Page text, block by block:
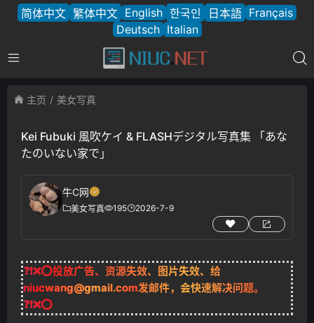
简体中文 繁体中文 English 한국인 日本語 Français
Deutsch Italian
主页 美女写真
Kei Fubuki 風吹ケイ & FLASHデジタル写真集 「あな
たのいない家で」
牛C网
美女写真 195 2026-7-9
❓❗❌⭕投放广告、资源失效、图片失效、给
niucwang@gmail.com发邮件，会快速解决问题。
❓❗❌⭕